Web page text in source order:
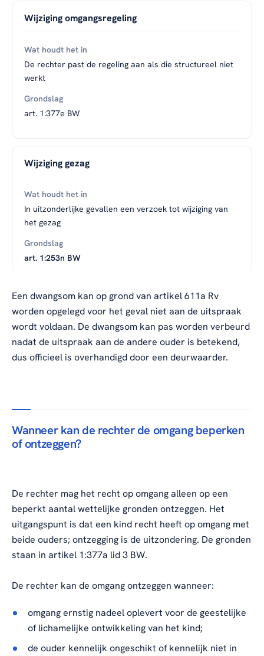
Wijziging omgangsregeling
De rechter past de regeling aan als die structureel niet
werkt
art. 1:377e BW
Wijziging gezag
In uitzonderlijke gevallen een verzoek tot wijziging van
het gezag
art. 1:253n BW
Een dwangsom kan op grond van artikel 611a Rv
worden opgelegd voor het geval niet aan de uitspraak
wordt voldaan. De dwangsom kan pas worden verbeurd
nadat de uitspraak aan de andere ouder is betekend,
dus officieel is overhandigd door een deurwaarder.
Wanneer kan de rechter de omgang beperken
of ontzeggen?
De rechter mag het recht op omgang alleen op een
beperkt aantal wettelijke gronden ontzeggen. Het
uitgangspunt is dat een kind recht heeft op omgang met
beide ouders; ontzegging is de uitzondering. De gronden
staan in artikel 1:377a lid 3 BW.
De rechter kan de omgang ontzeggen wanneer:
omgang ernstig nadeel oplevert voor de geestelijke
of lichamelijke ontwikkeling van het kind;
de ouder kennelijk ongeschikt of kennelijk niet in